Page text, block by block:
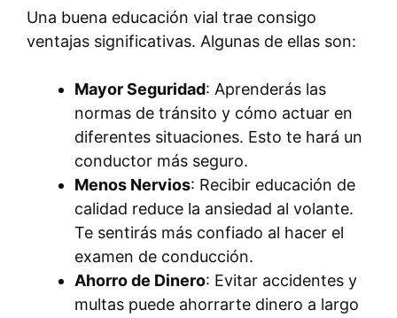
Una buena educación vial trae consigo
ventajas significativas. Algunas de ellas son:
Mayor Seguridad: Aprenderás las
normas de tránsito y cómo actuar en
diferentes situaciones. Esto te hará un
conductor más seguro.
Menos Nervios: Recibir educación de
calidad reduce la ansiedad al volante.
Te sentirás más confiado al hacer el
examen de conducción.
Ahorro de Dinero: Evitar accidentes y
multas puede ahorrarte dinero a largo